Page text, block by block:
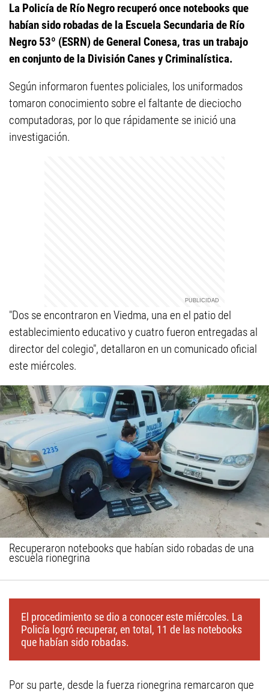
La Policía de Río Negro recuperó once notebooks que
habían sido robadas de la Escuela Secundaria de Río
Negro 53º (ESRN) de General Conesa, tras un trabajo
en conjunto de la División Canes y Criminalística.
Según informaron fuentes policiales, los uniformados
tomaron conocimiento sobre el faltante de dieciocho
computadoras, por lo que rápidamente se inició una
investigación.
"Dos se encontraron en Viedma, una en el patio del
establecimiento educativo y cuatro fueron entregadas al
director del colegio", detallaron en un comunicado oficial
este miércoles.
Recuperaron notebooks que habían sido robadas de una
escuela rionegrina
El procedimiento se dio a conocer este miércoles. La
Policía logró recuperar, en total, 11 de las notebooks
que habían sido robadas.
Por su parte, desde la fuerza rionegrina remarcaron que